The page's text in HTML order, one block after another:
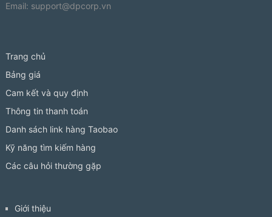
Email: support@dpcorp.vn
Trang chủ
Bảng giá
Cam kết và quy định
Thông tin thanh toán
Danh sách link hàng Taobao
Kỹ năng tìm kiếm hàng
Các câu hỏi thường gặp
Giới thiệu